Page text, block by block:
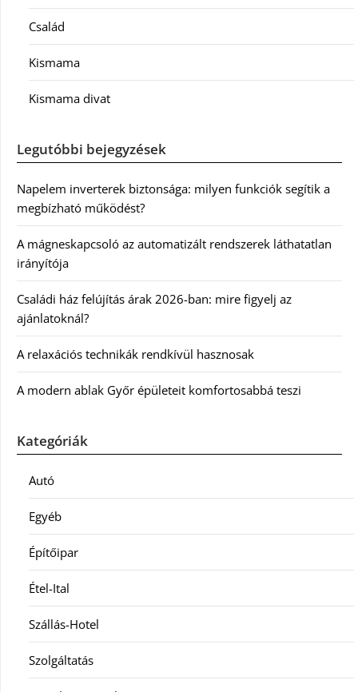
Család
Kismama
Kismama divat
Legutóbbi bejegyzések
Napelem inverterek biztonsága: milyen funkciók segítik a
megbízható működést?
A mágneskapcsoló az automatizált rendszerek láthatatlan
irányítója
Családi ház felújítás árak 2026-ban: mire figyelj az
ajánlatoknál?
A relaxációs technikák rendkívül hasznosak
A modern ablak Győr épületeit komfortosabbá teszi
Kategóriák
Autó
Egyéb
Építőipar
Étel-Ital
Szállás-Hotel
Szolgáltatás